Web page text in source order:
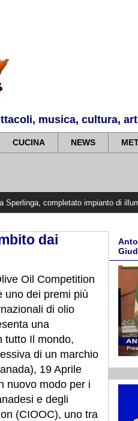
musica, cultura,
CUCINA NEWS
impianto di illuminazione
dai
Oil Competition
uno dei premi più
di olio
una
tutto Il mondo,
di un marchio
19 Aprile
nuovo modo per i
e degli
(CIOOC), uno tra